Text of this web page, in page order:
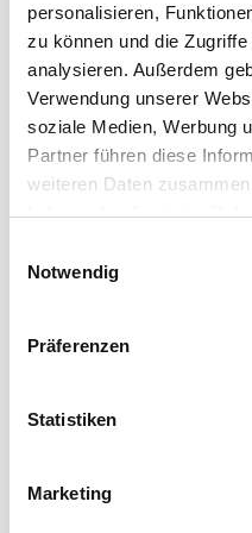
personalisieren,
zu können und die
analysieren. Außerdem
Verwendung unserer
soziale Medien, Werbung
Partner führen diese
weiteren Daten
haben oder die sie im
Notwendig
Präferenzen
Statistiken
Marketing
Hochklassiges Studio-
Signalübertragung.
Spektrum an ...
Mehr erfahren